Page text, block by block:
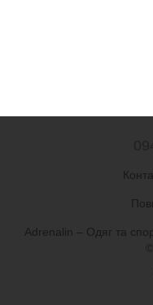
Adrenalin – Одяг та